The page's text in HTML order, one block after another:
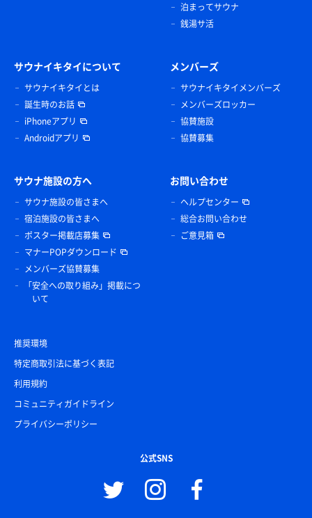
泊まってサウナ
銭湯サ活
サウナイキタイについて
サウナイキタイとは
誕生時のお話
iPhoneアプリ
Androidアプリ
メンバーズ
サウナイキタイメンバーズ
メンバーズロッカー
協賛施設
協賛募集
サウナ施設の方へ
サウナ施設の皆さまへ
宿泊施設の皆さまへ
ポスター掲載店募集
マナーPOPダウンロード
メンバーズ協賛募集
「安全への取り組み」掲載につ
いて
お問い合わせ
ヘルプセンター
総合お問い合わせ
ご意見箱
推奨環境
特定商取引法に基づく表記
利用規約
コミュニティガイドライン
プライバシーポリシー
公式SNS